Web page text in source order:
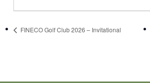
FINECO Golf Club 2026 – Invitational